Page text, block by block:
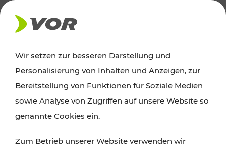
AKTUELLES
Ausflugstipps
Wien, Niederösterreich und das Burgenland
Wanderungen, Kultur und Gastronomie,
Wir setzen zur besseren Darstellung und
Personalisierung von Inhalten und Anzeigen, zur
Bereitstellung von Funktionen für Soziale Medien
sowie Analyse von Zugriffen auf unsere Website so
genannte Cookies ein.
Zum Betrieb unserer Website verwenden wir